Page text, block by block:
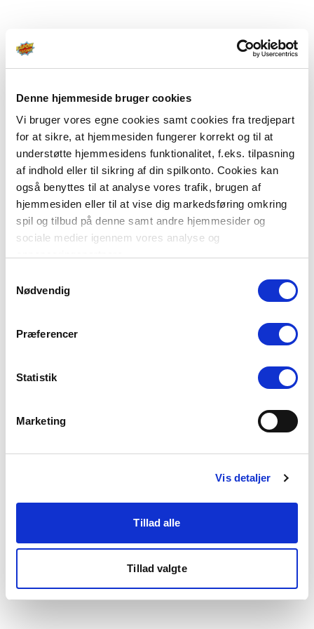
Denne hjemmeside bruger cookies
Vi bruger vores egne cookies samt cookies fra tredjepart
for at sikre, at hjemmesiden fungerer korrekt og til at
understøtte hjemmesidens funktionalitet, f.eks. tilpasning
af indhold eller til sikring af din spilkonto. Cookies kan
også benyttes til at analyse vores trafik, brugen af
hjemmesiden eller til at vise dig markedsføring omkring
spil og tilbud på denne samt andre hjemmesider og
sociale medier igennem vores analyse og
Du kan læse mere om vores brug af cookies under
"Detaljer" eller ved at klikke videre til vores Cookiepolitik,
Nødvendig
Præferencer
Statistik
Marketing
Vis detaljer
Tillad alle
Tillad valgte